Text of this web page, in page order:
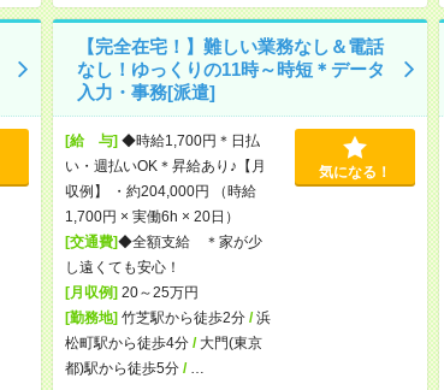
【完全在宅！】難しい業務なし＆電話
なし！ゆっくりの11時～時短＊データ
入力・事務[派遣]
[給 与]◆時給1,700円＊日払
い・週払いOK＊昇給あり♪【月
収例】 ・約204,000円 （時給
1,700円 × 実働6h × 20日）
[交通費]◆全額支給 ＊家が少
し遠くても安心！
[月収例]20～25万円
[勤務地]竹芝駅から徒歩2分/浜
松町駅から徒歩4分/ 大門(東京
都)駅から徒歩5分/
気になる！